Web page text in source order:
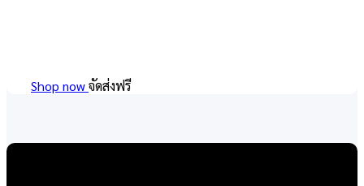
Shop nowจัดส่งฟรี